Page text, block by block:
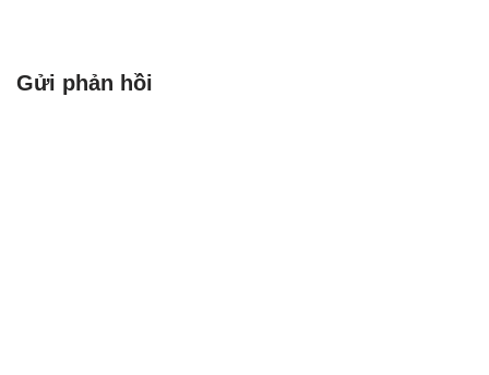
Gửi phản hồi